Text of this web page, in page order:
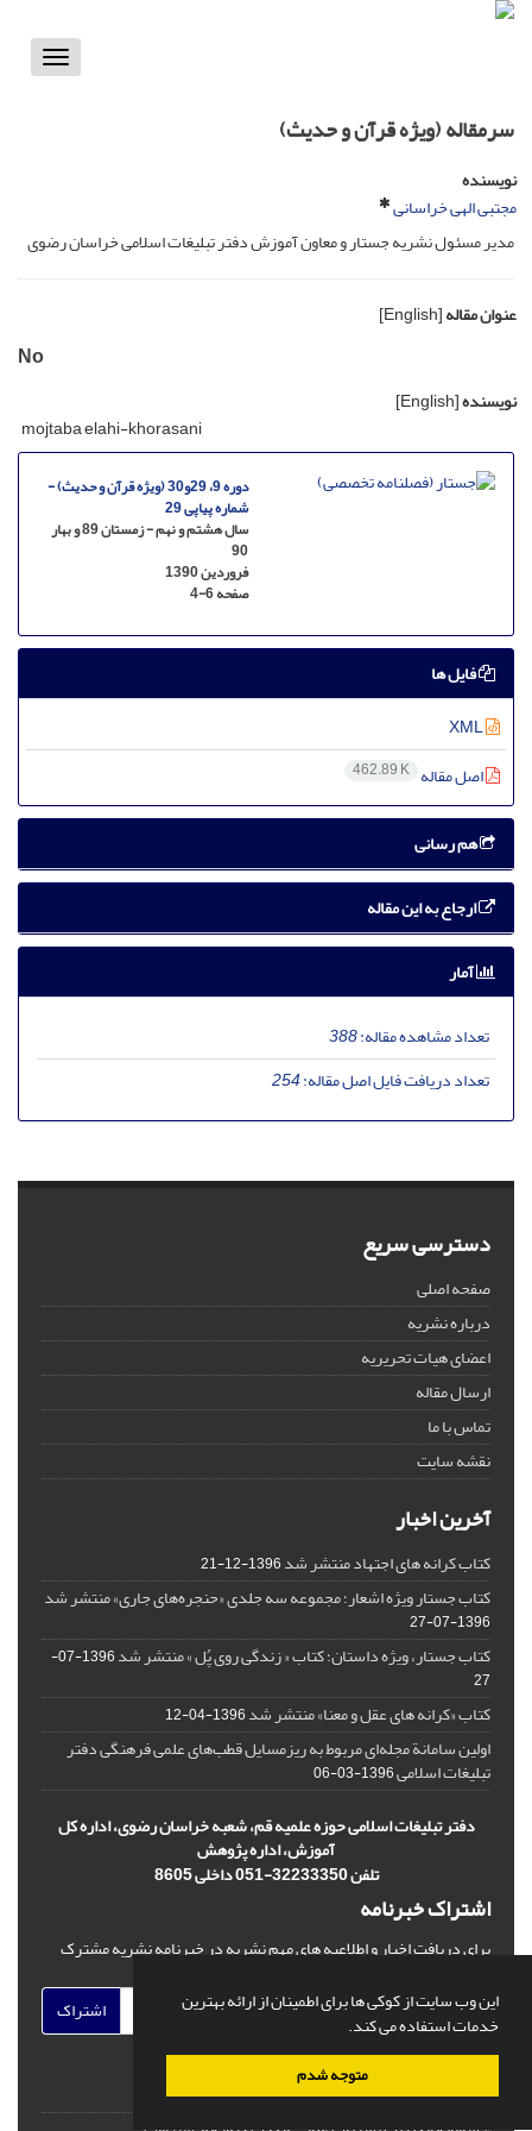
این وب سایت از کوکی ها برای اطمینان از ارائه بهترین
خدمات استفاده می کند.
متوجه شدم
Toggle
سرمقاله (ویژه قرآن و حدیث)
نویسنده
مجتبی الهی خراسانی
مدیر مسئول نشریه جستار و معاون آموزش دفتر تبلیغات اسلامی خراسان رضوی
عنوان مقاله[English]
No
نویسنده[English]
mojtaba elahi-khorasani
دوره 9، 29و30 (ویژه قرآن و حدیث) -
شماره پیاپی 29
سال هشتم و نهم - زمستان 89 و بهار
90
فروردین 1390
صفحه4-6
فایل ها
اصل مقاله 462.89 K
هم رسانی
ارجاع به این مقاله
آمار
تعداد مشاهده مقاله:388
تعداد دریافت فایل اصل مقاله:254
دسترسی سریع
صفحه اصلی
درباره نشریه
اعضای هیات تحریریه
ارسال مقاله
تماس با ما
نقشه سایت
آخرین اخبار
کتاب کرانه های اجتهاد منتشر شد1396-12-21
کتاب جستار ویژه اشعار؛ مجموعه سه جلدی «حنجره‌های جاری» منتشر شد
1396-07-27
کتاب جستار، ویژه داستان؛ کتاب « زندگی روی پُل » منتشر شد
1396-07-
27
کتاب «کرانه های عقل و معنا» منتشر شد1396-04-12
اولین سامانة مجله‌ای مربوط به ریزمسایل‌ قطب‌های علمی فرهنگی دفتر
تبلیغات اسلامی1396-03-06
دفتر تبلیغات اسلامی حوزه علمیه قم، شعبه خراسان رضوی، اداره کل
آموزش، اداره پژوهش
تلفن 32233350-051 داخلی 8605
اشتراک خبرنامه
برای دریافت اخبار و اطلاعیه های مهم نشریه در خبرنامه نشریه مشترک
اشتراک